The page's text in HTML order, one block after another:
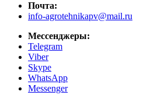
Почта:
info-agrotehnikapv@mail.ru
Мессенджеры:
Telegram
Viber
Skype
WhatsApp
Messenger